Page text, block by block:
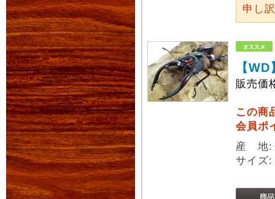
申し
【
販売価
この商
会員ポ
産 地:
サイ